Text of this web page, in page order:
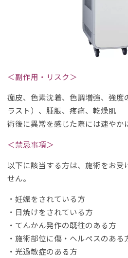
＜副作用・リスク＞
痂皮、色素沈着、色調増強、強度
ラスト）、腫脹、疼痛、乾燥肌
術後に異常を感じた際には速やか
＜禁忌事項＞
以下に該当する方は、施術をお受
せん。
・妊娠をされている方
・日焼けをされている方
・てんかん発作の既往のある方
・施術部位に傷・ヘルペスのある
・光過敏症のある方